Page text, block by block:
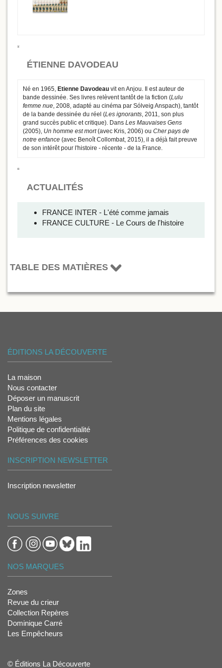
ÉTIENNE DAVODEAU
Né en 1965, Etienne Davodeau vit en Anjou. Il est auteur de
bande dessinée. Ses livres relèvent tantôt de la fiction (Lulu
femme nue, 2008, adapté au cinéma par Sólveig Anspach), tantôt
de la bande dessinée du réel (Les ignorants, 2011, son plus
grand succès public et critique). Dans Les Mauvaises Gens
(2005), Un homme est mort(avec Kris, 2006) ou Cher pays de
notre enfance (avec Benoît Collombat, 2015), il a déjà fait preuve
de son intérêt pour l'histoire - récente - de la France.
ACTUALITÉS
FRANCE INTER - L'été comme jamais
FRANCE CULTURE - Le Cours de l'histoire
TABLE DES MATIÈRES
ÉDITIONS LA DÉCOUVERTE
La maison
Nous contacter
Déposer un manuscrit
Plan du site
Mentions légales
Politique de confidentialité
Préférences des cookies
INSCRIPTION NEWSLETTER
Inscription newsletter
NOUS SUIVRE
NOS MARQUES
Zones
Revue du crieur
Collection Repères
Dominique Carré
Les Empêcheurs
© Éditions La Découverte